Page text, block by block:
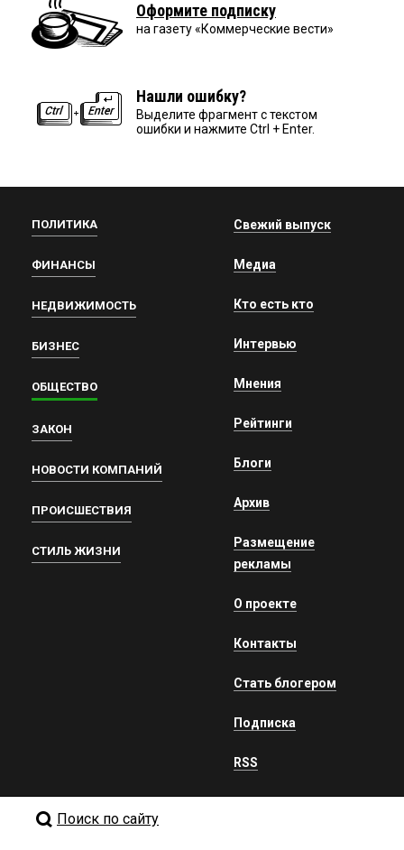
Оформите подписку
на газету «Коммерческие вести»
Нашли ошибку?
Выделите фрагмент с текстом
ошибки и нажмите Ctrl + Enter.
ПОЛИТИКА
ФИНАНСЫ
НЕДВИЖИМОСТЬ
БИЗНЕС
ОБЩЕСТВО
ЗАКОН
НОВОСТИ КОМПАНИЙ
ПРОИСШЕСТВИЯ
СТИЛЬ ЖИЗНИ
Свежий выпуск
Медиа
Кто есть кто
Интервью
Мнения
Рейтинги
Блоги
Архив
Размещение
рекламы
О проекте
Контакты
Стать блогером
Подписка
RSS
Поиск по сайту